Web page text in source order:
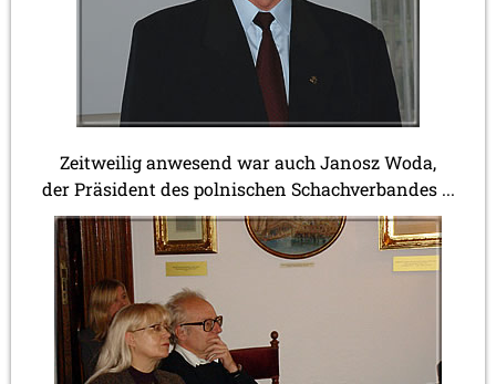
Zeitweilig anwesend war auch Janosz Woda,
der Präsident des polnischen Schachverbandes ...